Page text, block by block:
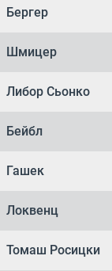
Бергер
Шмицер
Либор Сьонко
Бейбл
Гашек
Локвенц
Томаш Росицки